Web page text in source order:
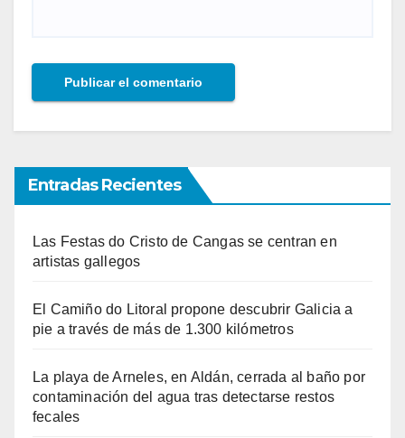
Entradas Recientes
Las Festas do Cristo de Cangas se centran en
artistas gallegos
El Camiño do Litoral propone descubrir Galicia a
pie a través de más de 1.300 kilómetros
La playa de Arneles, en Aldán, cerrada al baño por
contaminación del agua tras detectarse restos
fecales